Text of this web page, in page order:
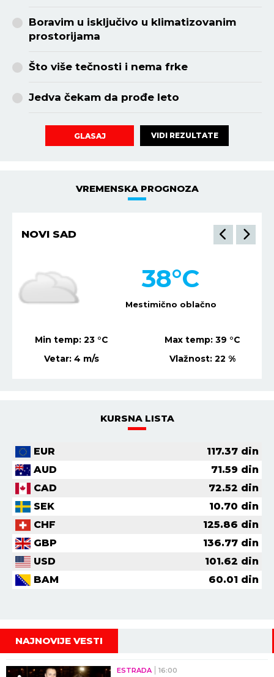
Boravim u isključivo u klimatizovanim
prostorijama
Što više tečnosti i nema frke
Jedva čekam da prođe leto
GLASAJ VIDI REZULTATE
VREMENSKA PROGNOZA
NIŠ
Mestimično oblačno
36°C
Min temp:21 °C Max temp: 37 °C
Vetar:4 m/s Vlažnost: 20 %
KURSNA LISTA
EUR 117.37 din
AUD
71.59 din
CAD
72.52 din
SEK
10.70 din
CHF
125.86 din
GBP
136.77 din
USD
101.62 din
BAM
60.01 din
NAJNOVIJE VESTI
ESTRADA 16:00